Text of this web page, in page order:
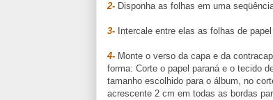
2- Disponha as folhas em uma
3- Intercale entre elas as folhas de
4- Monte o verso da capa e da
forma: Corte o papel paraná e o tecido
tamanho escolhido para o álbum, no
acrescente 2 cm em todas as bordas